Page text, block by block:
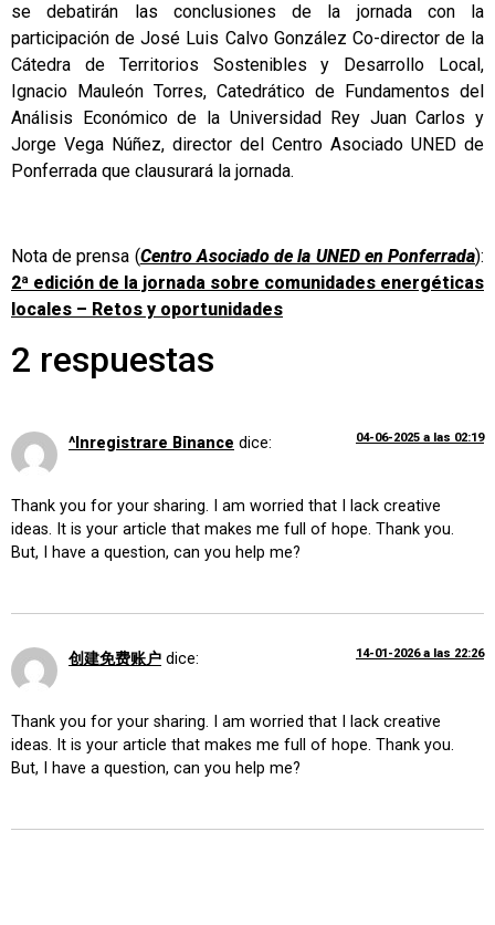
se debatirán las conclusiones de la jornada con la
participación de José Luis Calvo González Co-director de la
Cátedra de Territorios Sostenibles y Desarrollo Local,
Ignacio Mauleón Torres, Catedrático de Fundamentos del
Análisis Económico de la Universidad Rey Juan Carlos y
Jorge Vega Núñez, director del Centro Asociado UNED de
Ponferrada que clausurará la jornada.
Nota de prensa (Centro Asociado de la UNED en Ponferrada):
2ª edición de la jornada sobre comunidades energéticas
locales – Retos y oportunidades
2 respuestas
^Inregistrare Binance dice: 04-06-2025 a las 02:19
Thank you for your sharing. I am worried that I lack creative
ideas. It is your article that makes me full of hope. Thank you.
But, I have a question, can you help me?
创建免费账户 dice: 14-01-2026 a las 22:26
Thank you for your sharing. I am worried that I lack creative
ideas. It is your article that makes me full of hope. Thank you.
But, I have a question, can you help me?